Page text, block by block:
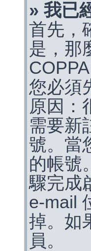
» 我已
首先，
是，那
您必須
原因：
需要新
號。當
的帳號
驟完成
e-mail
掉。如
員。